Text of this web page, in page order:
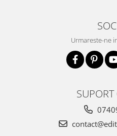
Urmareste-ne
SUPORT